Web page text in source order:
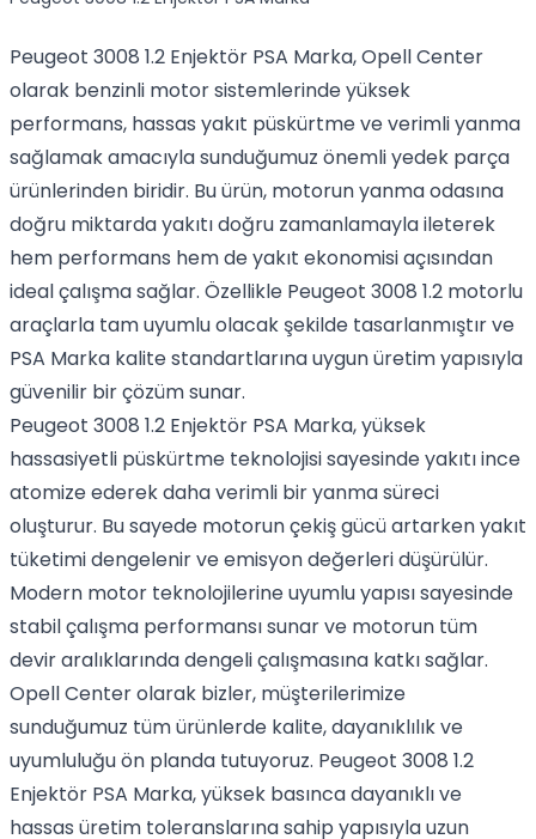
Peugeot 3008 1.2 Enjektör PSA Marka, Opell Center
olarak benzinli motor sistemlerinde yüksek
performans, hassas yakıt püskürtme ve verimli yanma
sağlamak amacıyla sunduğumuz önemli yedek parça
ürünlerinden biridir. Bu ürün, motorun yanma odasına
doğru miktarda yakıtı doğru zamanlamayla ileterek
hem performans hem de yakıt ekonomisi açısından
ideal çalışma sağlar. Özellikle Peugeot 3008 1.2 motorlu
araçlarla tam uyumlu olacak şekilde tasarlanmıştır ve
PSA Marka kalite standartlarına uygun üretim yapısıyla
güvenilir bir çözüm sunar.
Peugeot 3008 1.2 Enjektör PSA Marka, yüksek
hassasiyetli püskürtme teknolojisi sayesinde yakıtı ince
atomize ederek daha verimli bir yanma süreci
oluşturur. Bu sayede motorun çekiş gücü artarken yakıt
tüketimi dengelenir ve emisyon değerleri düşürülür.
Modern motor teknolojilerine uyumlu yapısı sayesinde
stabil çalışma performansı sunar ve motorun tüm
devir aralıklarında dengeli çalışmasına katkı sağlar.
Opell Center olarak bizler, müşterilerimize
sunduğumuz tüm ürünlerde kalite, dayanıklılık ve
uyumluluğu ön planda tutuyoruz. Peugeot 3008 1.2
Enjektör PSA Marka, yüksek basınca dayanıklı ve
hassas üretim toleranslarına sahip yapısıyla uzun